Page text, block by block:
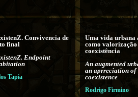
Convivencia de
final
Endpoint
Tapia
Uma vida urbana
como valorização
coexistência
An augmented
an aprreciation of
coexistence
Rodrigo Firmino